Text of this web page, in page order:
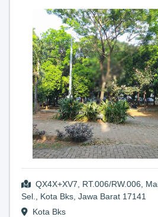
QX4X+XV7, RT.006/RW.006,
Sel., Kota Bks, Jawa Barat 17141
Kota Bks